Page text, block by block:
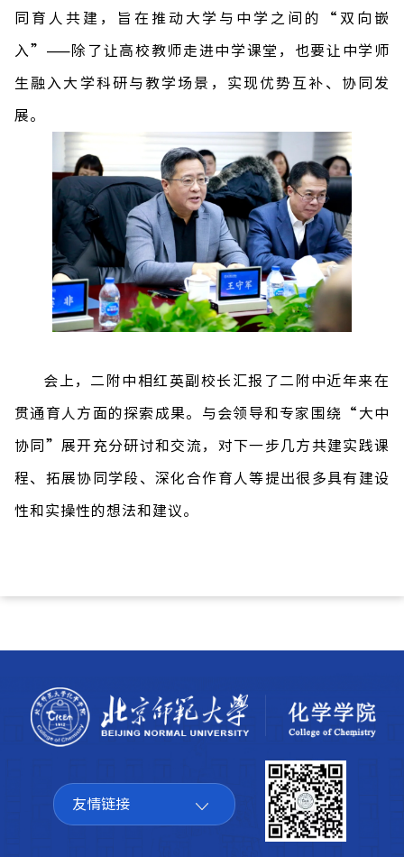
同育人共建，旨在推动大学与中学之间的 “ 双向嵌
入 ”——除了让高校教师走进中学课堂，也要让中学师
生融入大学科研与教学场景，实现优势互补、协同发
展。
会上，二附中相红英副校长汇报了二附中近年来在
贯通育人方面的探索成果。 与会领导和专家围绕 “ 大中
协同 ” 展开充分研讨和交流，对下一步几方共建实践课
程、拓展协同学段、深化合作育人等提出很多具有建设
性和实操性的想法和建议。
友情链接